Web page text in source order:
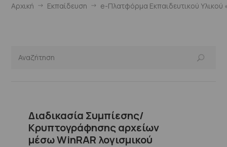
Αρχική Εκπαίδευση e-Πλατφόρμα Εκπαιδευτικού Υλικού
Διαδικασία Συμπίεσης/
Κρυπτογράφησης αρχείων
μέσω WinRAR λογισμικού